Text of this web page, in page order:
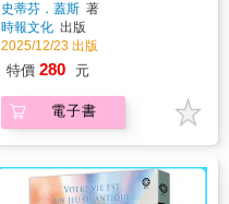
史蒂芬．蓋斯 著
時報文化 出版
2025/12/23 出版
特價 280 元
電子書